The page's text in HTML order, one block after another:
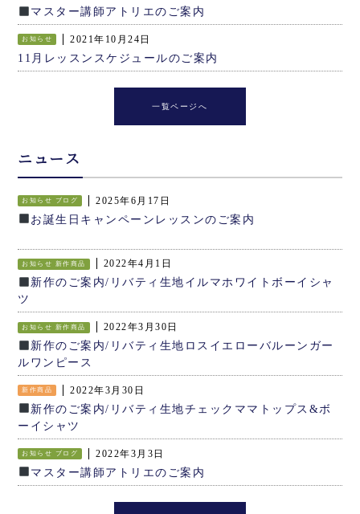
マスター講師アトリエのご案内
お知らせ 2021年10月24日
11月レッスンスケジュールのご案内
一覧ページへ
ニュース
お知らせ ブログ 2025年6月17日
お誕生日キャンペーンレッスンのご案内
お知らせ 新作商品 2022年4月1日
新作のご案内/リバティ生地イルマホワイトボーイシャ
ツ
お知らせ 新作商品 2022年3月30日
新作のご案内/リバティ生地ロスイエローバルーンガー
ルワンピース
新作商品 2022年3月30日
新作のご案内/リバティ生地チェックママトップス&ボ
ーイシャツ
お知らせ ブログ 2022年3月3日
マスター講師アトリエのご案内